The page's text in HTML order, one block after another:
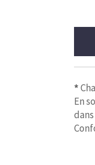
*
En